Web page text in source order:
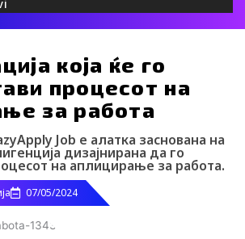
која ќе го
процесот на
за работа
Job е алатка заснована на
дизајнирана да го
на аплицирање за работа.
07/05/2024